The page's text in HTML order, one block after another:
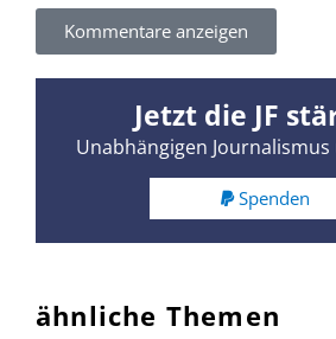
Kommentare anzeigen
Jetzt die JF
Unabhängigen
Spenden
ähnliche Themen